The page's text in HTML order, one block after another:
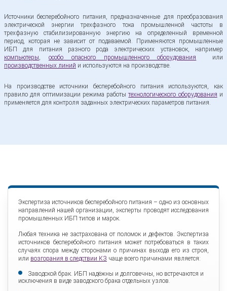
Гидравлическое оборудование
Целлюлозно-бумажного оборудования
Стекольное оборудование
Экспертиза ацетилятора
Холодильное оборудование
Экспертиза редуктора
Источники бесперебойного питания, предназначенные для преобразования
электрической энергии трехфазного тока промышленной частоты в
трехфазную стабилизированную энергию на определенный временной
период, которая не зависит от подаваемой. Применяются промышленные
ИБП для питания разного рода электрических установок, например
компьютеры
особо опасного промышленного оборудования или
производственных линий и используются на производстве.
На производстве источники бесперебойного питания используются, как
правило для оптимизации режима работытехнологического оборудования и
применяется для контроля заданных электрических параметров питания.
Экспертиза источников бесперебойного питания – одно из основных
направлений нашей организации, эксперты проводят исследования
промышленных ИБП типов и марок.
Любая техника не застрахована от поломок и дефектов. Экспертиза
источников бесперебойного питания может потребоваться в таких
случаях спора между сторонами о причинах выхода его из строя,
или возгорания в следствии КЗ чаще всего причинами является:
Заводской брак. ИБП надёжны и долговечны, но встречаются и
исключения в виде заводского брака отдельных узлов.